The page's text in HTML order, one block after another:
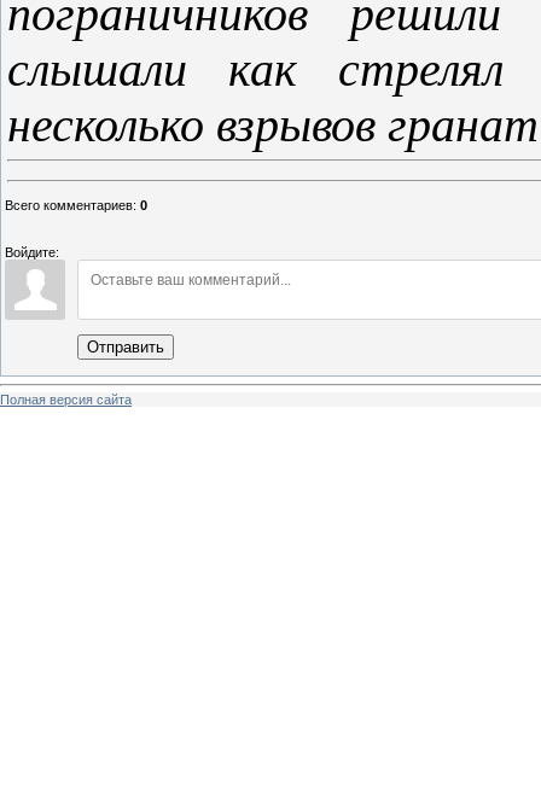
пограничников
слышали как
несколько взрывов
Всего комментариев: 0
Войдите:
Отправить
Полная версия сайта